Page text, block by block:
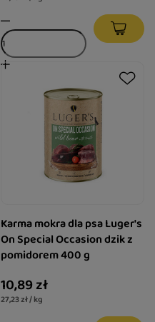
Karma mokra dla psa Luger's
On Special Occasion dzik z
pomidorem 400 g
10,89 zł
27,23 zł / kg